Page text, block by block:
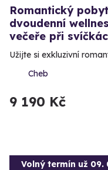
Romantický
dvoudenní
večeře při
Užijte si exkluzivní
Cheb
9 190 Kč
Volný termín už 09.